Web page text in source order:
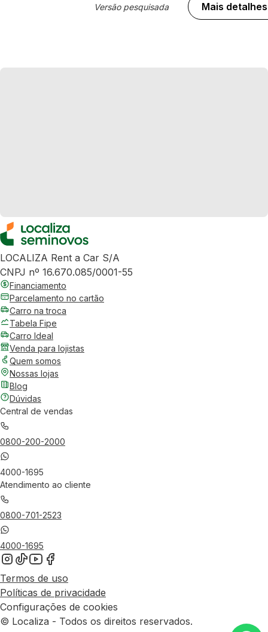
Versão pesquisada Mais detalhes
LOCALIZA Rent a Car S/A
CNPJ nº 16.670.085/0001-55
Financiamento
Parcelamento no cartão
Carro na troca
Tabela Fipe
Carro Ideal
Venda para lojistas
Quem somos
Nossas lojas
Blog
Dúvidas
Central de vendas
0800-200-2000
4000-1695
Atendimento ao cliente
0800-701-2523
4000-1695
Termos de uso
Políticas de privacidade
Configurações de cookies
© Localiza - Todos os direitos reservados.